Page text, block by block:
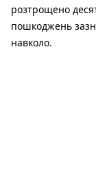
розтрощено
пошкоджень
навколо.